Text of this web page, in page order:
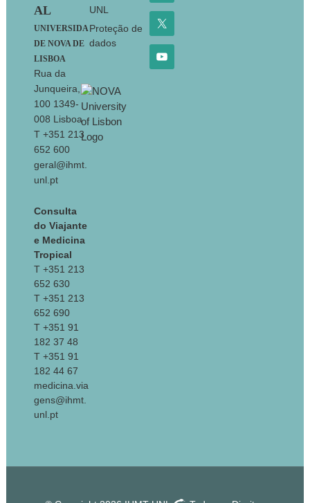
AL
UNIVERSIDA
DE NOVA DE
LISBOA
Rua da
Junqueira,
100 1349-
008 Lisboa
T +351 213
652 600
geral@ihmt.
unl.pt
Consulta
do Viajante
e Medicina
Tropical
T +351 213
652 630
T +351 213
652 690
T +351 91
182 37 48
T +351 91
182 44 67
medicina.via
gens@ihmt.
unl.pt
UNL
Proteção de
dados